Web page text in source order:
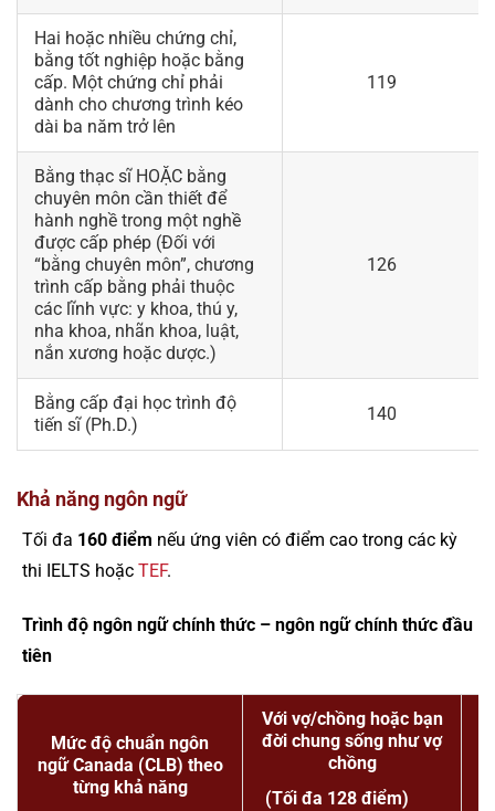
Hai hoặc nhiều chứng chỉ,
bằng tốt nghiệp hoặc bằng
cấp. Một chứng chỉ phải
dành cho chương trình kéo
dài ba năm trở lên
119
Bằng thạc sĩ HOẶC bằng
chuyên môn cần thiết để
hành nghề trong một nghề
được cấp phép (Đối với
“bằng chuyên môn”, chương
trình cấp bằng phải thuộc
các lĩnh vực: y khoa, thú y,
nha khoa, nhãn khoa, luật,
nắn xương hoặc dược.)
126
Bằng cấp đại học trình độ
tiến sĩ (Ph.D.)
140
Khả năng ngôn ngữ
Tối đa 160 điểm nếu ứng viên có điểm cao trong các kỳ
thi IELTS hoặc TEF.
Trình độ ngôn ngữ chính thức – ngôn ngữ chính thức đầu
tiên
Mức độ chuẩn ngôn
ngữ Canada (CLB) theo
từng khả năng
Với vợ/chồng hoặc bạn
đời chung sống như vợ
chồng
(Tối đa 128 điểm)